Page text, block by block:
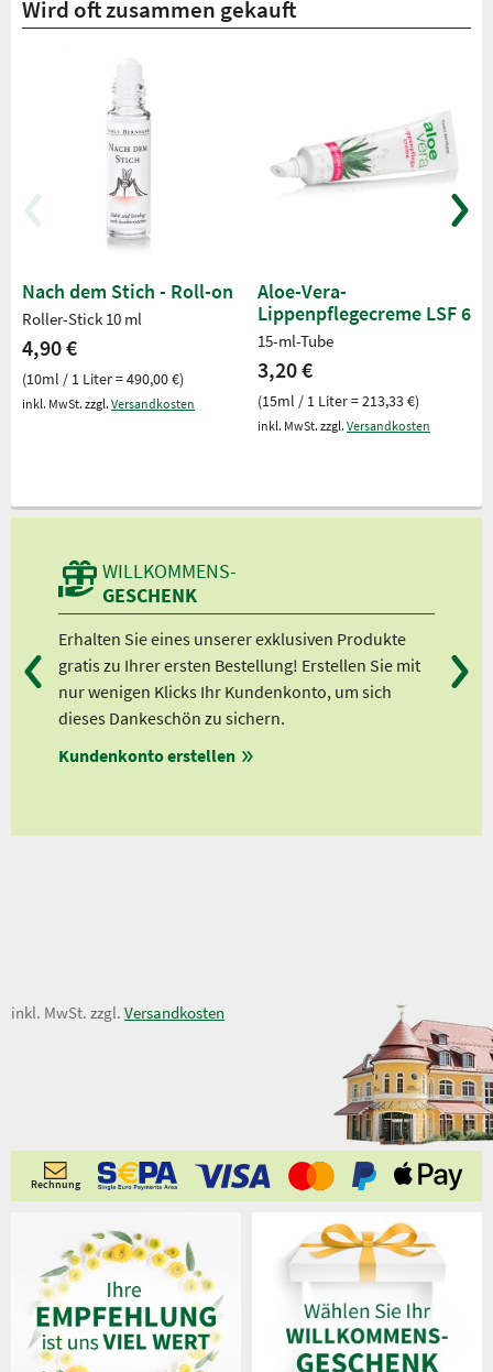
Wird oft zusammen gekauft
Nach dem Stich - Roll-on
Roller-Stick 10 ml
4,90 €
(10ml / 1 Liter = 490,00 €)
inkl. MwSt. zzgl. Versandkosten
Aloe-Vera-
Lippenpflegecreme LSF 6
15-ml-Tube
3,20 €
(15ml / 1 Liter = 213,33 €)
inkl. MwSt. zzgl. Versandkosten
WILLKOMMENS-
GESCHENK
Erhalten Sie eines unserer exklusiven Produkte
gratis zu Ihrer ersten Bestellung! Erstellen Sie mit
nur wenigen Klicks Ihr Kundenkonto, um sich
dieses Dankeschön zu sichern.
Kundenkonto erstellen
Ab
14,50 €
inkl. MwSt. zzgl. Versandkosten
Rechnung